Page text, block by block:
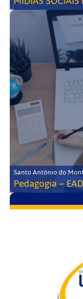
Santo Antônio do
Pedagogia – EAD